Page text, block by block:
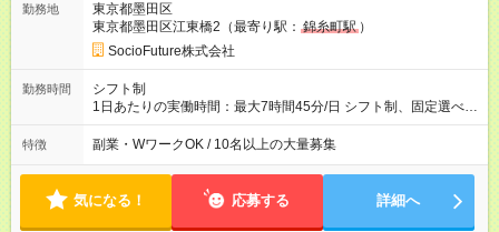
用期間】試用期間あり 試用期間の長さ：2ヶ月 雇用形態、給与
は本採用時と同じです。 ※初回は2ヵ月後の末日までの契約とな
ります。
勤務地
東京都墨田区
東京都墨田区江東橋2（最寄り駅： 錦糸町駅 ）
SocioFuture株式会社
勤務時間
シフト制
1日あたりの実働時間：最大7時間45分/日 シフト制、固定選べま
す！ 7：00－翌8：00の間で相談OK！ 例えば ・平日のみ9：
00－17：00 ・週3日7：00－16：00 ・週5日13：00－22：00、
などなど何でもご相談ください ★時短OK！ ★1日4時間～、週3
日～OK！
特徴 副業・WワークOK / 10名以上の大量募集
気になる！ 応募する 詳細へ